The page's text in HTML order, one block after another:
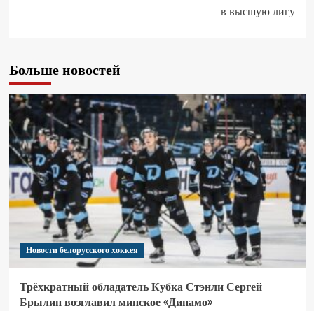
в высшую лигу
Больше новостей
Новости белорусского хоккея
Трёхкратный обладатель Кубка Стэнли Сергей
Брылин возглавил минское «Динамо»